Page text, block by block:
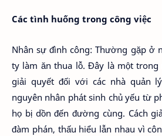
Các tình huống trong công việc
Nhân sự đình công: Thường gặp ở
ty làm ăn thua lỗ. Đây là một
giải quyết đối với các nhà quản
nguyên nhân phát sinh chủ yếu từ
họ bị dồn đến đường cùng. Cách
đàm phán, thấu hiểu lẫn nhau vì